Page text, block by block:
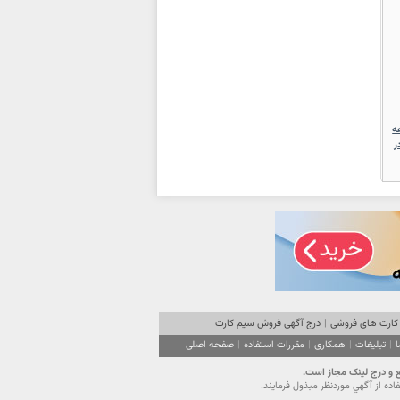
های فروشی | درج آگهی فروش سیم کارت
| تبلیغات | همکاری | مقررات استفاده | صفحه اصلی